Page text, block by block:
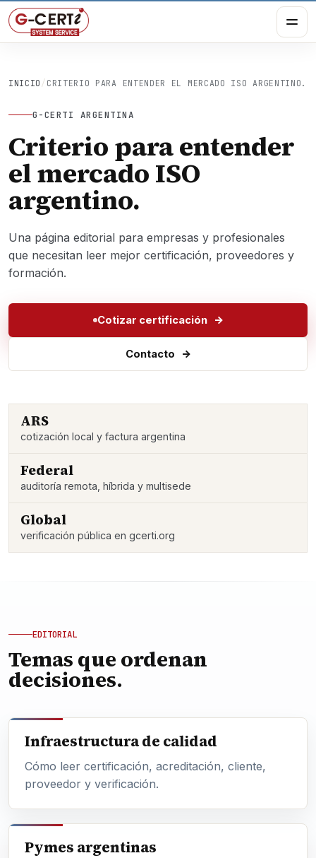
INICIO / CRITERIO PARA ENTENDER EL MERCADO ISO ARGENTINO.
G-CERTI ARGENTINA
Criterio para entender
el mercado ISO
argentino.
Una página editorial para empresas y profesionales
que necesitan leer mejor certificación, proveedores y
formación.
Cotizar certificación
Contacto
ARS
cotización local y factura argentina
Federal
auditoría remota, híbrida y multisede
Global
verificación pública en gcerti.org
EDITORIAL
Temas que ordenan
decisiones.
Infraestructura de calidad
Cómo leer certificación, acreditación, cliente,
proveedor y verificación.
Pymes argentinas